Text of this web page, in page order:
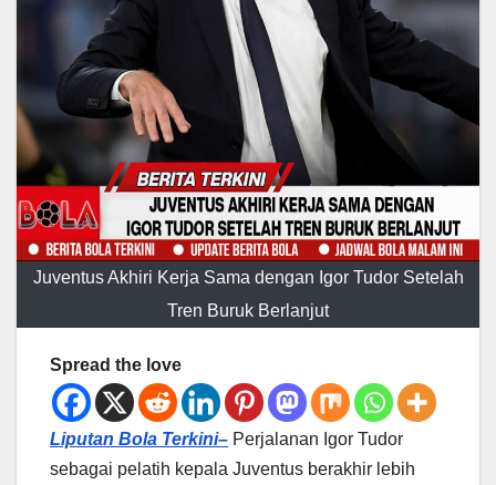
Juventus Akhiri Kerja Sama dengan Igor Tudor Setelah
Tren Buruk Berlanjut
Spread the love
Liputan Bola Terkini– Perjalanan Igor Tudor
sebagai pelatih kepala Juventus berakhir lebih